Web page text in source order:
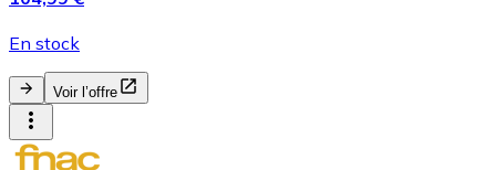
En stock
Voir l’offre